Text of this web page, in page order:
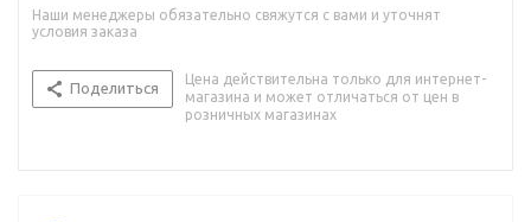
Наши менеджеры обязательно свяжутся с вами и уточнят
условия заказа
Поделиться
Цена действительна только для интернет-
магазина и может отличаться от цен в
розничных магазинах